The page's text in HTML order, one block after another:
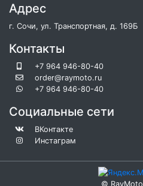
Адрес
г. Сочи, ул. Транспортная, д. 169Б
Контакты
+7 964 946-80-40
order@raymoto.ru
+7 964 946-80-40
Социальные сети
ВКонтакте
Инстаграм
© RayMoto